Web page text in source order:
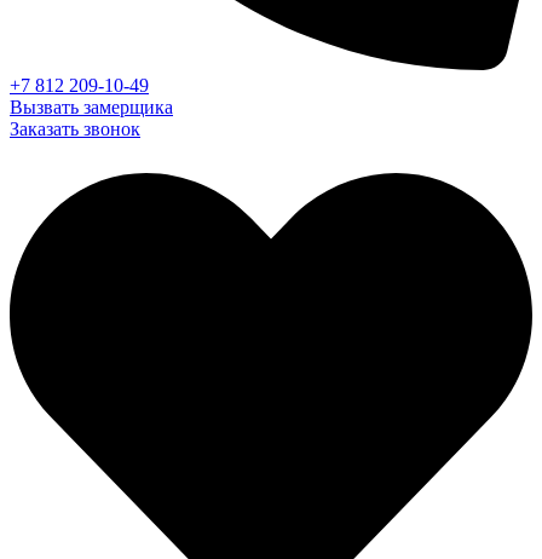
+7 812 209-10-49
Вызвать замерщика
Заказать звонок